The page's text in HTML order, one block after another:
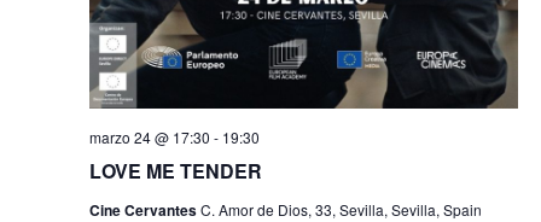
LOVE ME TENDER
marzo 24 @ 17:30 - 19:30
Cine CervantesC. Amor de Dios, 33, Sevilla, Sevilla, Spain